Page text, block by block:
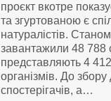
проєкт вкотре
та згуртованою є
натуралістів.
завантажили 48 788
представляють 4
організмів. До
спостерігачів, а…